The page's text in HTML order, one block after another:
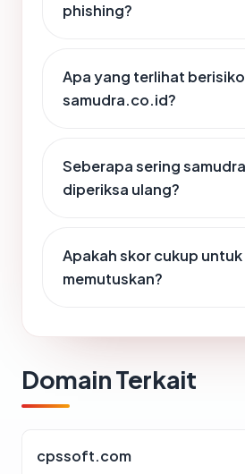
phishing?
Apa yang terlihat
samudra.co.id?
Seberapa sering
diperiksa ulang?
Apakah skor cukup untuk
memutuskan?
Domain Terkait
cpssoft.com